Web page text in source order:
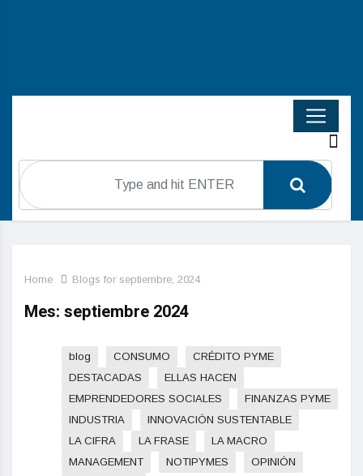
Home Blogs for septiembre, 2024
Mes: septiembre 2024
blog CONSUMO
CRÉDITO PYME
DESTACADAS
ELLAS HACEN
EMPRENDEDORES SOCIALES
FINANZAS PYME
INDUSTRIA
INNOVACIÓN SUSTENTABLE
LA CIFRA
LA FRASE
LA MACRO
MANAGEMENT
NOTIPYMES
OPINIÓN